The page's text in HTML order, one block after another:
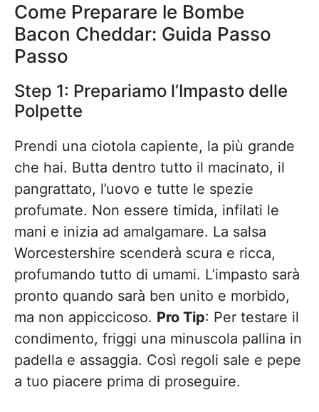
Come Preparare le Bombe
Bacon Cheddar: Guida Passo
Passo
Step 1: Prepariamo l’Impasto delle
Polpette
Prendi una ciotola capiente, la più grande
che hai. Butta dentro tutto il macinato, il
pangrattato, l’uovo e tutte le spezie
profumate. Non essere timida, infilati le
mani e inizia ad amalgamare. La salsa
Worcestershire scenderà scura e ricca,
profumando tutto di umami. L’impasto sarà
pronto quando sarà ben unito e morbido,
ma non appiccicoso. Pro Tip: Per testare il
condimento, friggi una minuscola pallina in
padella e assaggia. Così regoli sale e pepe
a tuo piacere prima di proseguire.